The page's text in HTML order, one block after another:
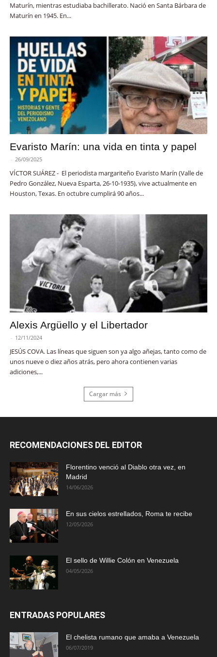
Maturín, mientras estudiaba bachillerato. Nació en Santa Bárbara de
Maturín en 1945. En...
Evaristo Marín: una vida en tinta y papel
- 26/09/2025
VÍCTOR SUÁREZ - El periodista margariteño Evaristo Marín (Valle de
Pedro González, Nueva Esparta, 26-10-1935), vive actualmente en
Houston, Texas. En octubre cumplirá 90 años...
Alexis Argüello y el Libertador
- 12/11/2024
JESÚS COVA. Las líneas que siguen son ya algo añejas, tanto como de
unos nueve o diez años atrás, pero ahora contienen varias
adiciones,...
Cargar más
RECOMENDACIONES DEL EDITOR
Florentino venció al Diablo otra vez, en
Madrid
14/06/2026
En sus cielos estrellados, Roma te recibe
12/05/2026
El sello de Willie Colón en Venezuela
04/05/2026
ENTRADAS POPULARES
El chelista rumano que amaba a Venezuela
06/07/2019